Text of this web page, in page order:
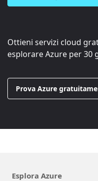
Ottieni servizi cloud
esplorare Azure per 30
Prova Azure
Esplora Azure